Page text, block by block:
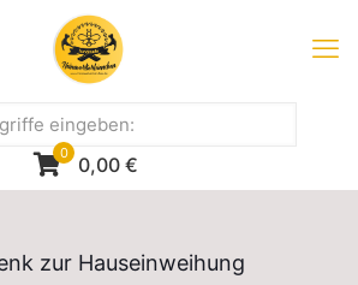
0 0,00 €
zur Hauseinweihung